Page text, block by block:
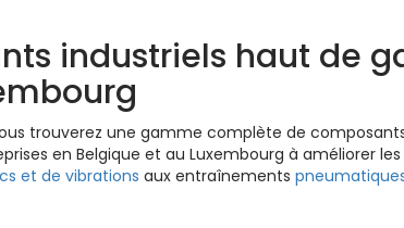
industriels haut de
trouverez une gamme complète de
en Belgique et au Luxembourg à améliorer
et de vibrations aux entraînements